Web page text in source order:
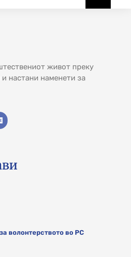
живот преку
настани наменети за
волонтерството во РС